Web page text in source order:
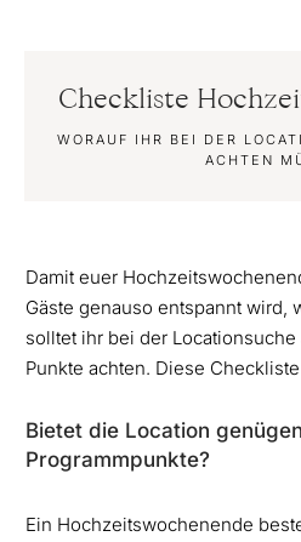
Checkliste
WORAUF IHR BEI DER
ACHTEN
Damit euer
Gäste genauso entspannt wird,
solltet ihr bei der
Punkte achten. Diese
Bietet die Location
Programmpunkte?
Ein Hochzeitswochenende